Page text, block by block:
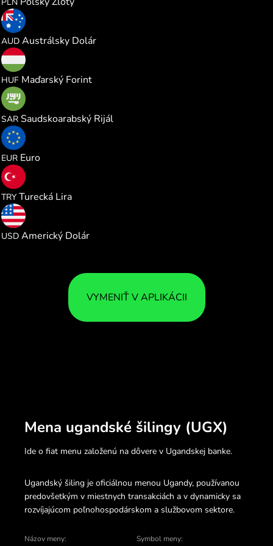
AUD Austrálsky Dolár
HUF Maďarský Forint
SAR Saudskoarabský Rijál
EUR Euro
TRY Turecká Lira
USD Americký Dolár
VYMENIŤ V APLIKÁCII
Mena ugandské šilingy (UGX)
Ide o fiat menu založenú na dôvere v Ugandskej banke.
Ugandský šiling je oficiálnou menou Ugandy, používanou
predovšetkým v miestnych transakciách a v dynamicky sa
rozvíjajúcom poľnohospodárskom a službovom sektore.
Názov meny: Symbol meny: